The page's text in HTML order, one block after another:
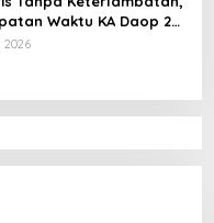
Waktu KA Daop 2
Tembus 99,85
2026